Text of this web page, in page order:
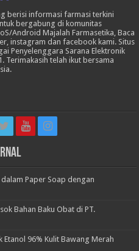
berisi informasi farmasi terkini
bergabung di komunitas
Android Majalah Farmasetika, Baca
instagram dan facebook kami. Situs
Penyelenggara Sarana Elektronik
Terimakasih telah ikut bersama
Paper Soap dengan
Bahan Baku Obat di PT.
Etanol 96% Kulit Bawang Merah